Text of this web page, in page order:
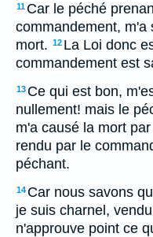
11 Car le péché
commandement, m'a
mort. 12 La Loi donc
commandement est
13 Ce qui est bon,
nullement! mais le
m'a causé la mort
rendu par le
péchant.
14 Car nous savons
je suis charnel,
n'approuve point ce